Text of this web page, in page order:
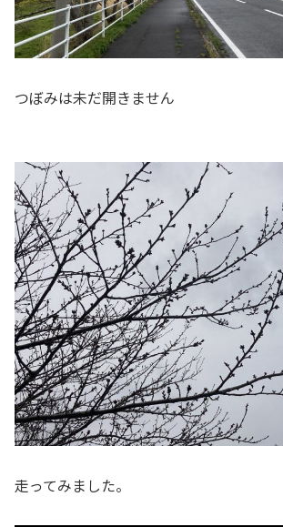
つぼみは未だ開きません
走ってみました。